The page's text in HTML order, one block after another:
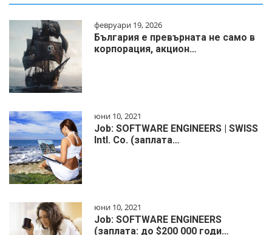
февруари 19, 2026
България е превърната не само в
корпорация, акцион…
юни 10, 2021
Job: SOFTWARE ENGINEERS | SWISS
Intl. Co. (заплата…
юни 10, 2021
Job: SOFTWARE ENGINEERS
(заплата: до $200 000 годи…